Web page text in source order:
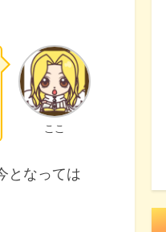
ここ
となっては